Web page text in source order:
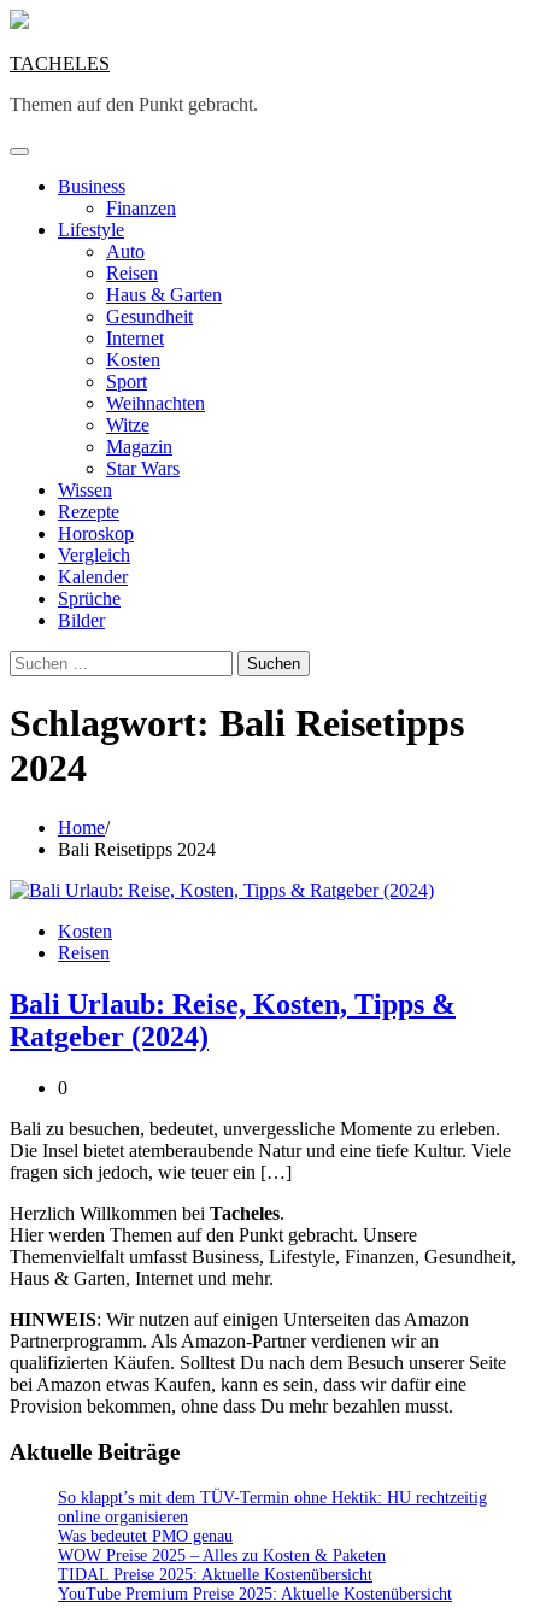
Skip
content
TACHELES
Themen auf den Punkt gebracht.
Business
Finanzen
Lifestyle
Auto
Reisen
Haus & Garten
Gesundheit
Internet
Kosten
Sport
Weihnachten
Witze
Magazin
Star Wars
Wissen
Rezepte
Horoskop
Vergleich
Kalender
Sprüche
Bilder
Suchen
nach:
Schlagwort: Bali Reisetipps
2024
Home
Bali Reisetipps 2024
Kosten
Reisen
Bali Urlaub: Reise, Kosten, Tipps &
Ratgeber (2024)
0
Bali zu besuchen, bedeutet, unvergessliche Momente zu erleben.
Die Insel bietet atemberaubende Natur und eine tiefe Kultur. Viele
fragen sich jedoch, wie teuer ein […]
Herzlich Willkommen bei Tacheles.
Hier werden Themen auf den Punkt gebracht. Unsere
Themenvielfalt umfasst Business, Lifestyle, Finanzen, Gesundheit,
Haus & Garten, Internet und mehr.
HINWEIS: Wir nutzen auf einigen Unterseiten das Amazon
Partnerprogramm. Als Amazon-Partner verdienen wir an
qualifizierten Käufen. Solltest Du nach dem Besuch unserer Seite
bei Amazon etwas Kaufen, kann es sein, dass wir dafür eine
Provision bekommen, ohne dass Du mehr bezahlen musst.
Aktuelle Beiträge
So klappt’s mit dem TÜV-Termin ohne Hektik: HU rechtzeitig
online organisieren
Was bedeutet PMO genau
WOW Preise 2025 – Alles zu Kosten & Paketen
TIDAL Preise 2025: Aktuelle Kostenübersicht
YouTube Premium Preise 2025: Aktuelle Kostenübersicht